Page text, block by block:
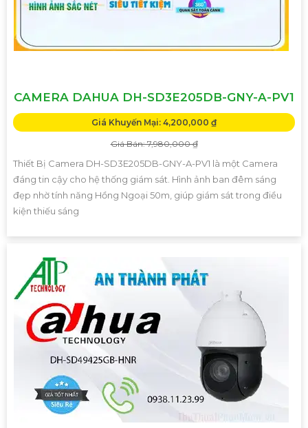
CAMERA DAHUA DH-SD3E205DB-GNY-A-PV1
Giá Khuyến Mại: 4,200,000 ₫
Giá Bán: 7,980,000 ₫
Thiết Bị Camera DH-SD3E205DB-GNY-A-PV1 là một Camera
đáng tin cậy cho hệ thống giám sát. Hình ảnh ban đêm sáng
đẹp nhờ tính năng Hồng Ngoại 50m, giúp giám sát trong điều
kiện thiếu sáng